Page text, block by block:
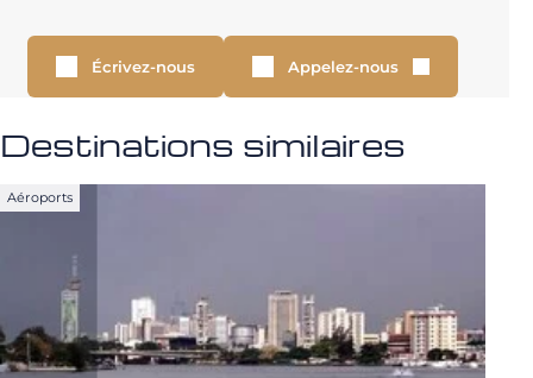
Écrivez-nous Appelez-nous
Destinations similaires
Aéroports